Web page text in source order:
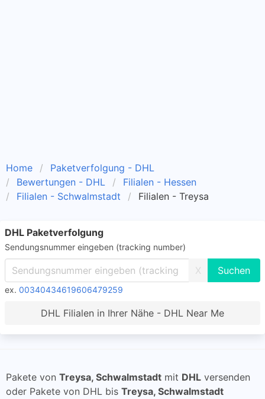
Home
Paketverfolgung - DHL
Bewertungen - DHL
Filialen - Hessen
Filialen - Schwalmstadt
Filialen - Treysa
DHL Paketverfolgung
Sendungsnummer eingeben (tracking number)
X
ex. 00340434619606479259
DHL Filialen in Ihrer Nähe - DHL Near Me
Pakete von Treysa, Schwalmstadt mit DHL versenden
oder Pakete von DHL bis Treysa, Schwalmstadt